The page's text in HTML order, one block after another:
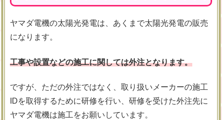
ヤマダ電機の太陽光発電は、あくまで太陽光発電の販売
になります。
工事や設置などの施工に関しては外注となります。
ですが、ただの外注ではなく、取り扱いメーカーの施工
IDを取得するために研修を行い、研修を受けた外注先に
ヤマダ電機は施工をお願いしています。